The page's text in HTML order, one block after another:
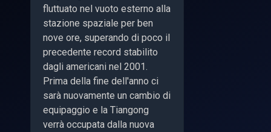
fluttuato nel vuoto esterno alla
stazione spaziale per ben
nove ore, superando di poco il
precedente record stabilito
dagli americani nel 2001.
Prima della fine dell'anno ci
sarà nuovamente un cambio di
equipaggio e la Tiangong
verrà occupata dalla nuova